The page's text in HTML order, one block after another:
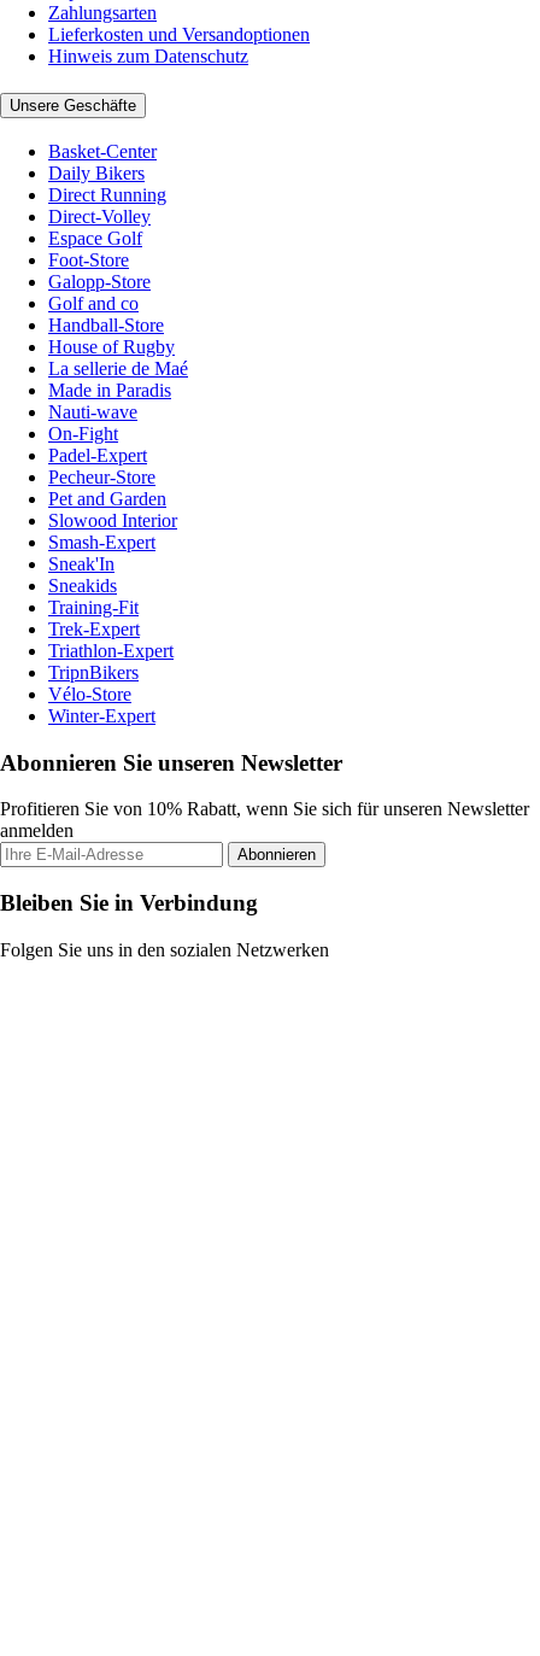
Zahlungsarten
Lieferkosten und Versandoptionen
Hinweis zum Datenschutz
Unsere Geschäfte
Basket-Center
Daily Bikers
Direct Running
Direct-Volley
Espace Golf
Foot-Store
Galopp-Store
Golf and co
Handball-Store
House of Rugby
La sellerie de Maé
Made in Paradis
Nauti-wave
On-Fight
Padel-Expert
Pecheur-Store
Pet and Garden
Slowood Interior
Smash-Expert
Sneak'In
Sneakids
Training-Fit
Trek-Expert
Triathlon-Expert
TripnBikers
Vélo-Store
Winter-Expert
Abonnieren Sie unseren Newsletter
Profitieren Sie von 10% Rabatt, wenn Sie sich für unseren Newsletter
anmelden
Abonnieren
Bleiben Sie in Verbindung
Folgen Sie uns in den sozialen Netzwerken